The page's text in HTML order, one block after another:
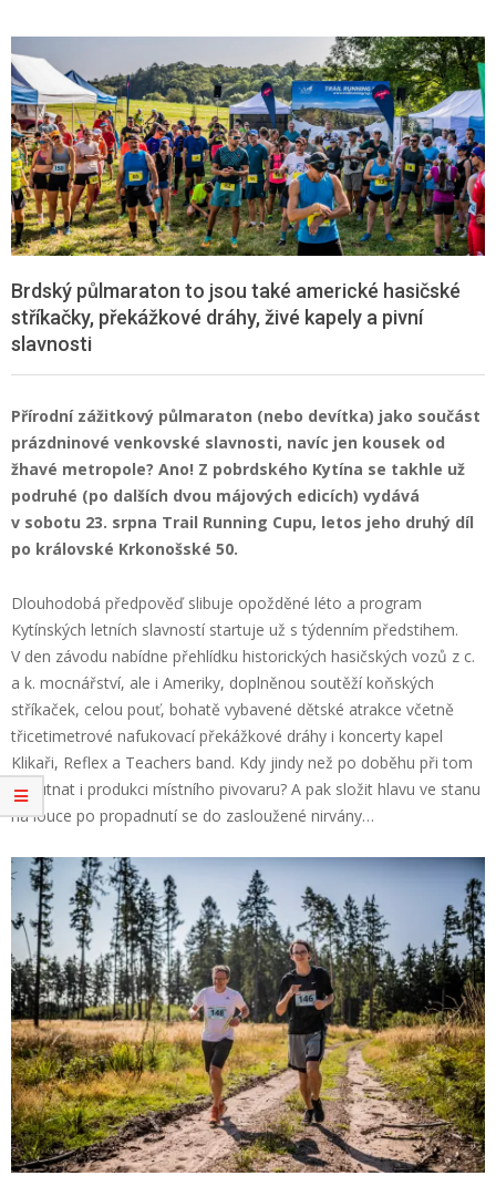
Brdský půlmaraton to jsou také americké hasičské
stříkačky, překážkové dráhy, živé kapely a pivní
slavnosti
Přírodní zážitkový půlmaraton (nebo devítka) jako součást
prázdninové venkovské slavnosti, navíc jen kousek od
žhavé metropole? Ano! Z pobrdského Kytína se takhle už
podruhé (po dalších dvou májových edicích) vydává
v sobotu 23. srpna Trail Running Cupu, letos jeho druhý díl
po královské Krkonošské 50.
Dlouhodobá předpověď slibuje opožděné léto a program
Kytínských letních slavností startuje už s týdenním předstihem.
V den závodu nabídne přehlídku historických hasičských vozů z c.
a k. mocnářství, ale i Ameriky, doplněnou soutěží koňských
stříkaček, celou pouť, bohatě vybavené dětské atrakce včetně
třicetimetrové nafukovací překážkové dráhy i koncerty kapel
Klikaři, Reflex a Teachers band. Kdy jindy než po doběhu při tom
ochutnat i produkci místního pivovaru? A pak složit hlavu ve stanu
na louce po propadnutí se do zasloužené nirvány…